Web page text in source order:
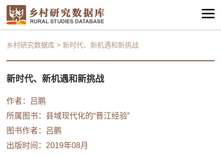
乡村研究数据库 >新时代、新机遇和新挑战
新时代、新机遇和新挑战
作者： 吕鹏
所属图书： 县域现代化的“晋江经验”
图书作者： 吕鹏
出版时间：2019年08月